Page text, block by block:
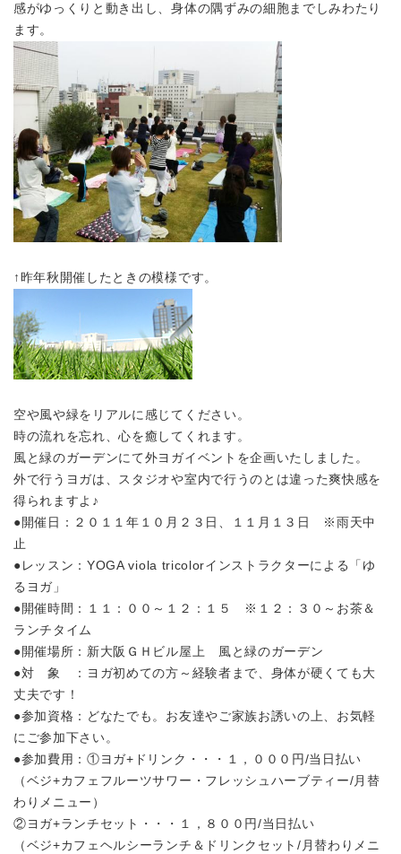
感がゆっくりと動き出し、身体の隅ずみの細胞までしみわたり
ます。
↑昨年秋開催したときの模様です。
空や風や緑をリアルに感じてください。
時の流れを忘れ、心を癒してくれます。
風と緑のガーデンにて外ヨガイベントを企画いたしました。
外で行うヨガは、スタジオや室内で行うのとは違った爽快感を
得られますよ♪
●開催日：２０１１年１０月２３日、１１月１３日 ※雨天中
止
●レッスン：YOGA viola tricolorインストラクターによる「ゆ
るヨガ」
●開催時間：１１：００～１２：１５ ※１２：３０～お茶＆
ランチタイム
●開催場所：新大阪ＧＨビル屋上 風と緑のガーデン
●対 象 ：ヨガ初めての方～経験者まで、身体が硬くても大
丈夫です！
●参加資格：どなたでも。お友達やご家族お誘いの上、お気軽
にご参加下さい。
●参加費用：①ヨガ+ドリンク・・・１，０００円/当日払い
（ベジ+カフェフルーツサワー・フレッシュハーブティー/月替
わりメニュー）
②ヨガ+ランチセット・・・１，８００円/当日払い
（ベジ+カフェヘルシーランチ＆ドリンクセット/月替わりメニ